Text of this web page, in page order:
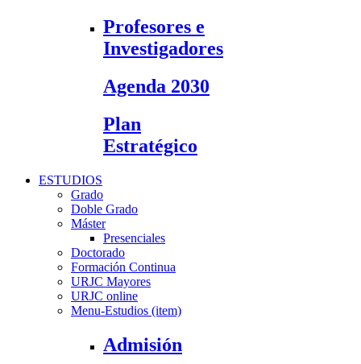
Profesores e
Investigadores
Agenda 2030
Plan
Estratégico
ESTUDIOS
Grado
Doble Grado
Máster
Presenciales
Doctorado
Formación Continua
URJC Mayores
URJC online
Menu-Estudios (item)
Admisión